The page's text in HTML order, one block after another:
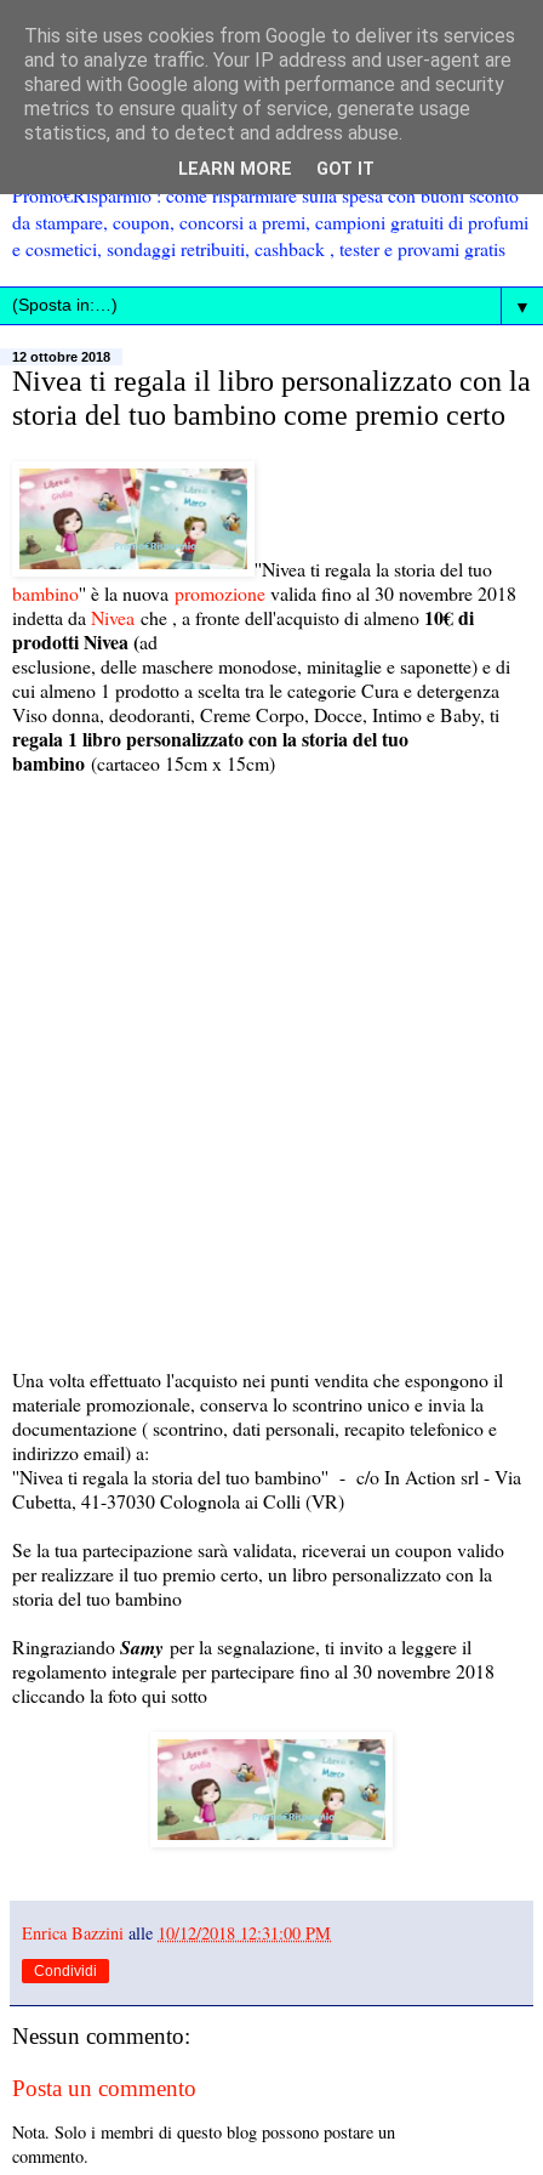
Promo€Risparmio : come risparmiare sulla spesa con buoni sconto
da stampare, coupon, concorsi a premi, campioni gratuiti di profumi
e cosmetici, sondaggi retribuiti, cashback , tester e provami gratis
▼
12 ottobre 2018
Nivea ti regala il libro personalizzato con la
storia del tuo bambino come premio certo
''Nivea ti regala la storia del tuo
bambino'' è la nuova promozionevalida fino al 30 novembre 2018
indetta da Nivea che , a fronte dell'acquisto di almeno 10€ di
prodotti Nivea (ad
esclusione, delle maschere monodose, minitaglie e saponette) e di
cui almeno 1 prodotto a scelta tra le categorie Cura e detergenza
Viso donna, deodoranti, Creme Corpo, Docce, Intimo e Baby, ti
regala 1 libro personalizzato con la storia del tuo
bambino (cartaceo 15cm x 15cm)
Una volta effettuato l'acquisto nei punti vendita che espongono il
materiale promozionale, conserva lo scontrino unico e invia la
documentazione ( scontrino, dati personali, recapito telefonico e
indirizzo email) a:
''Nivea ti regala la storia del tuo bambino'' - c/o In Action srl - Via
Cubetta, 41-37030 Colognola ai Colli (VR)
Se la tua partecipazione sarà validata, riceverai un coupon valido
per realizzare il tuo premio certo, un libro personalizzato con la
storia del tuo bambino
RingraziandoSamy per la segnalazione, ti invito a leggere il
regolamento integrale per partecipare fino al 30 novembre 2018
cliccando la foto qui sotto
Enrica Bazzini alle 10/12/2018 12:31:00 PM
Condividi
Nessun commento:
Posta un commento
Nota. Solo i membri di questo blog possono postare un
commento.
This site uses cookies from Google to deliver its services
and to analyze traffic. Your IP address and user-agent are
shared with Google along with performance and security
metrics to ensure quality of service, generate usage
statistics, and to detect and address abuse.
LEARN MORE GOT IT